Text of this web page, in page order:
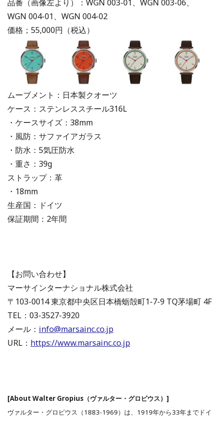
品番（画像左より）：WGN 003-01、WGN 003-06、
WGN 004-01、WGN 004-02
価格；55,000円（税込）
ムーブメント：日本製クオーツ
ケース：ステンレススチール316L
・ケースサイズ：38mm
・風防：サファイアガラス
・防水：5気圧防水
・重さ：39g
ストラップ：革
・18mm
生産国：ドイツ
保証期間：2年間
【お問い合わせ】
マーサインターナショナル株式会社
〒103-0014 東京都中央区日本橋蛎殻町1-7-9 TQ茅場町 4F
TEL：03-3527-3920
メール： info@marsainc.co.jp
URL： https://www.marsainc.co.jp
[About Walter Gropius（ヴァルター・グロピウス）]
ヴァルター・グロピウス（1883-1969）は、1919年から33年までドイ